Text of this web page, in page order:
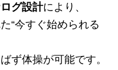
グ設計により、
“今すぐ始められる
ず体操が可能です。